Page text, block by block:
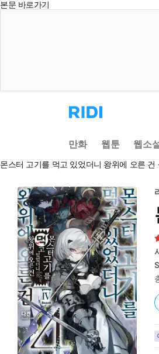
본문 바로가기
리
디
으
로
동
만화 웹툰 웹소
몬스터 고기를 먹고 있었더니 왕위에 오른 건